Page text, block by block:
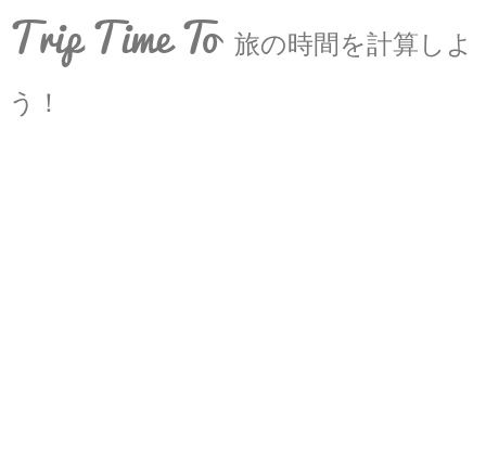
Trip Time To 旅の時間を計算しよ
う！